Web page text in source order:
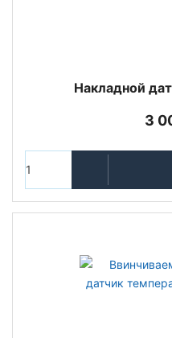
Накладной
3